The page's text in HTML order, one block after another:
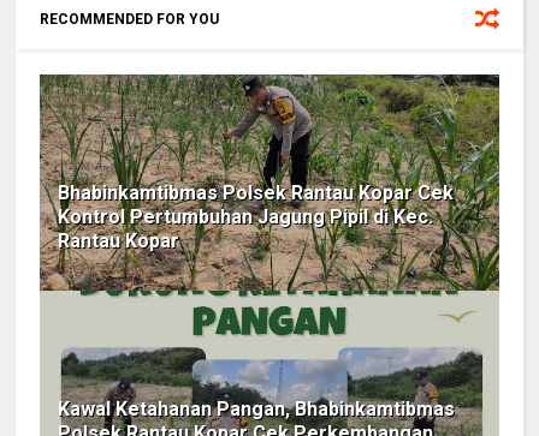
RECOMMENDED FOR YOU
Bhabinkamtibmas Polsek Rantau Kopar Cek
Kontrol Pertumbuhan Jagung Pipil di Kec.
Rantau Kopar
Kawal Ketahanan Pangan, Bhabinkamtibmas